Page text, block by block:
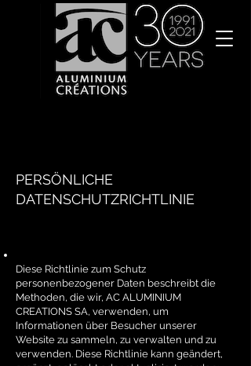
PERSÖNLICHE
DATENSCHUTZRICHTLINIE
Diese Richtlinie zum Schutz
personenbezogener Daten beschreibt die
Methoden, die wir, AC ALUMINIUM
CREATIONS SA, verwenden, um
Informationen über Besucher unserer
Website zu sammeln, zu verwalten und zu
verwenden. Diese Richtlinie kann geändert,